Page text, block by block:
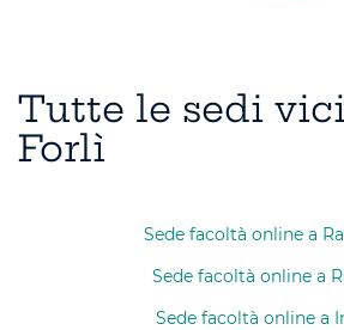
Tutte le sedi
Forlì
Sede facoltà online a
Sede facoltà online a
Sede facoltà online a